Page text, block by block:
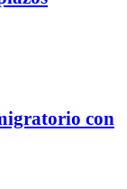
con